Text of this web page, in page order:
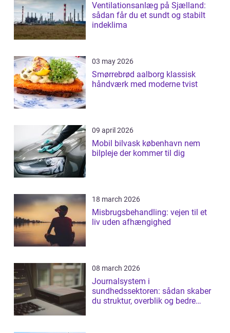
Ventilationsanlæg på Sjælland:
sådan får du et sundt og stabilt
indeklima
03 may 2026
Smørrebrød aalborg klassisk
håndværk med moderne tvist
09 april 2026
Mobil bilvask københavn nem
bilpleje der kommer til dig
18 march 2026
Misbrugsbehandling: vejen til et
liv uden afhængighed
08 march 2026
Journalsystem i
sundhedssektoren: sådan skaber
du struktur, overblik og bedre